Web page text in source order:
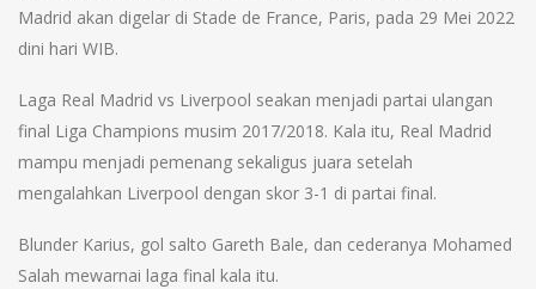
Madrid akan digelar di Stade de France, Paris, pada 29 Mei 2022
dini hari WIB.
Laga Real Madrid vs Liverpool seakan menjadi partai ulangan
final Liga Champions musim 2017/2018. Kala itu, Real Madrid
mampu menjadi pemenang sekaligus juara setelah
mengalahkan Liverpool dengan skor 3-1 di partai final.
Blunder Karius, gol salto Gareth Bale, dan cederanya Mohamed
Salah mewarnai laga final kala itu.